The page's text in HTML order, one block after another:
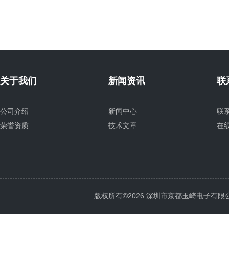
关于我们
公司介绍
荣誉资质
新闻资讯
新闻中心
技术文章
联
联
在
版权所有©2026 深圳市京都玉崎电子有